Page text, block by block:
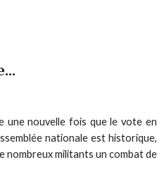
une nouvelle fois que le vote en
nationale est historique,
nombreux militants un combat de